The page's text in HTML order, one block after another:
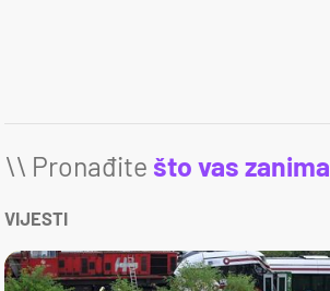
\\ Pronađite što vas zanima
VIJESTI